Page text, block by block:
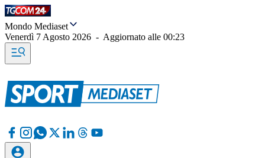
Mondo Mediaset
Venerdì 7 Agosto 2026 - Aggiornato alle 00:23